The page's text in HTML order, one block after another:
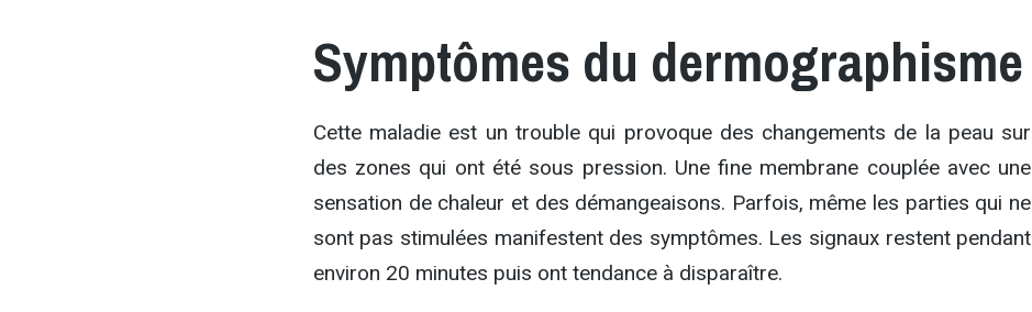
Symptômes du dermographisme
Cette maladie est un trouble qui provoque des changements de la peau sur
des zones qui ont été sous pression. Une fine membrane couplée avec une
sensation de chaleur et des démangeaisons. Parfois, même les parties qui ne
sont pas stimulées manifestent des symptômes. Les signaux restent pendant
environ 20 minutes puis ont tendance à disparaître.